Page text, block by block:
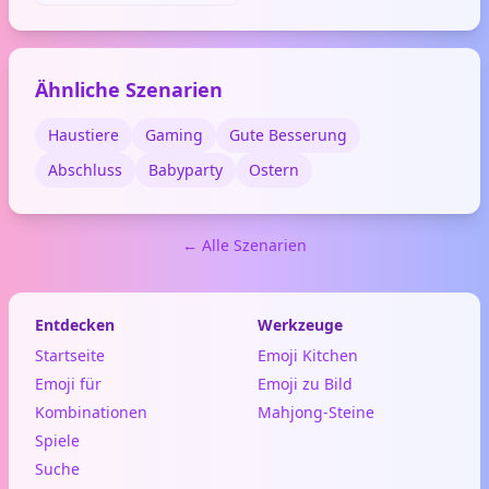
schlechtes Wetter
darzustellen. Auch für
oder dramatische Momente
Ähnliche Szenarien
Haustiere Gaming
Gute Besserung
Abschluss
Babyparty Ostern
← Alle Szenarien
Entdecken
Startseite
Emoji für
Kombinationen
Spiele
Suche
Werkzeuge
Emoji Kitchen
Emoji zu Bild
Mahjong-Steine